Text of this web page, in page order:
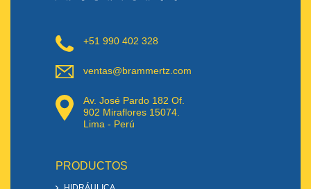
+51 990 402 328
ventas@brammertz.com
Av. José Pardo 182 Of.
902 Miraflores 15074.
Lima - Perú
PRODUCTOS